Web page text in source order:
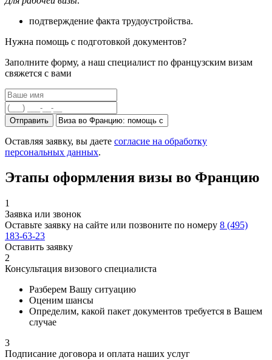
подтверждение факта трудоустройства.
Нужна помощь с подготовкой документов?
Заполните форму, а наш специалист по французским визам
свяжется с вами
Отправить
Оставляя заявку, вы даете согласие на обработку
персональных данных.
Этапы оформления визы во Францию
1
Заявка или звонок
Оставьте заявку на сайте или позвоните по номеру 8 (495)
183-63-23
Оставить заявку
2
Консультация визового специалиста
Разберем Вашу ситуацию
Оценим шансы
Определим, какой пакет документов требуется в Вашем
случае
3
Подписание договора и оплата наших услуг